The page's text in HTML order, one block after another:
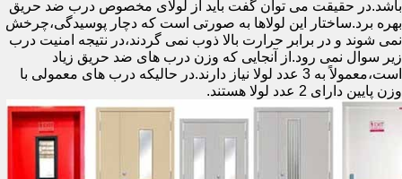
باشد.در حقیقت می توان گفت باید از لولای مخصوص درب ضد حریق
بهره برد.ساختار این لولاها به صورتی است که دچار پوسیدگی،چرخش
نمی شوند و در برابر حرارت بالا ذوب نمی گردند،در نتیجه امنیت درب
زیر سوال نمی رود.از آنجایی که وزن درب های ضد حریق زیاد
است،معمولاً به 3 عدد لولا نیاز دارند.در حالیکه درب های معمولی با
وزن پایین دارای 2 عدد لولا هستند.